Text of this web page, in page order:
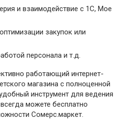
и взаимодействие с 1С, Мое
закупок или
персонала и т.д.
работающий интернет-
магазина с полноценной
инструмент для ведения
можете бесплатно
Сомерс.маркет.